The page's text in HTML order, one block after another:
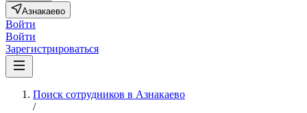
Азнакаево
Войти
Войти
Зарегистрироваться
Поиск сотрудников в Азнакаево
/